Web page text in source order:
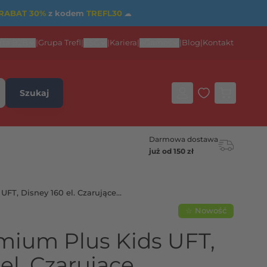
30%z kodem TREFL30 ☁
Grupa Trefl Kariera Blog Kontakt
Szukaj
Darmowa dostawa
już od 150 zł
Disney 160 el. Czarujące
☆ Nowość
Plus Kids UFT,